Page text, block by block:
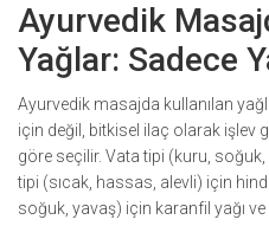
Ayurvedik
Yağlar: Sadece
Ayurvedik masajda kullanılan
için değil, bitkisel ilaç olarak işlev
göre seçilir. Vata tipi (kuru,
tipi (sıcak, hassas, alevli) için
soğuk, yavaş) için karanfil yağı ve